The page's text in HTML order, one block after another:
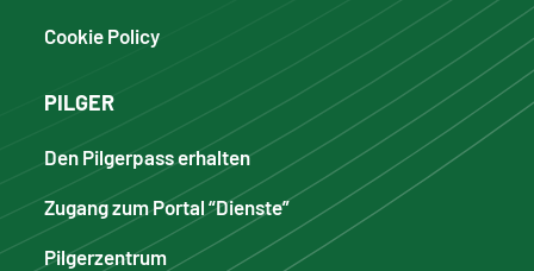
Cookie Policy
PILGER
Den Pilgerpass erhalten
Zugang zum Portal “Dienste”
Pilgerzentrum